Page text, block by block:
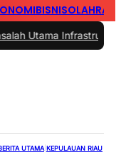
BISNIS
Infrastruktur
UTAMA KEPULAUAN RIAU